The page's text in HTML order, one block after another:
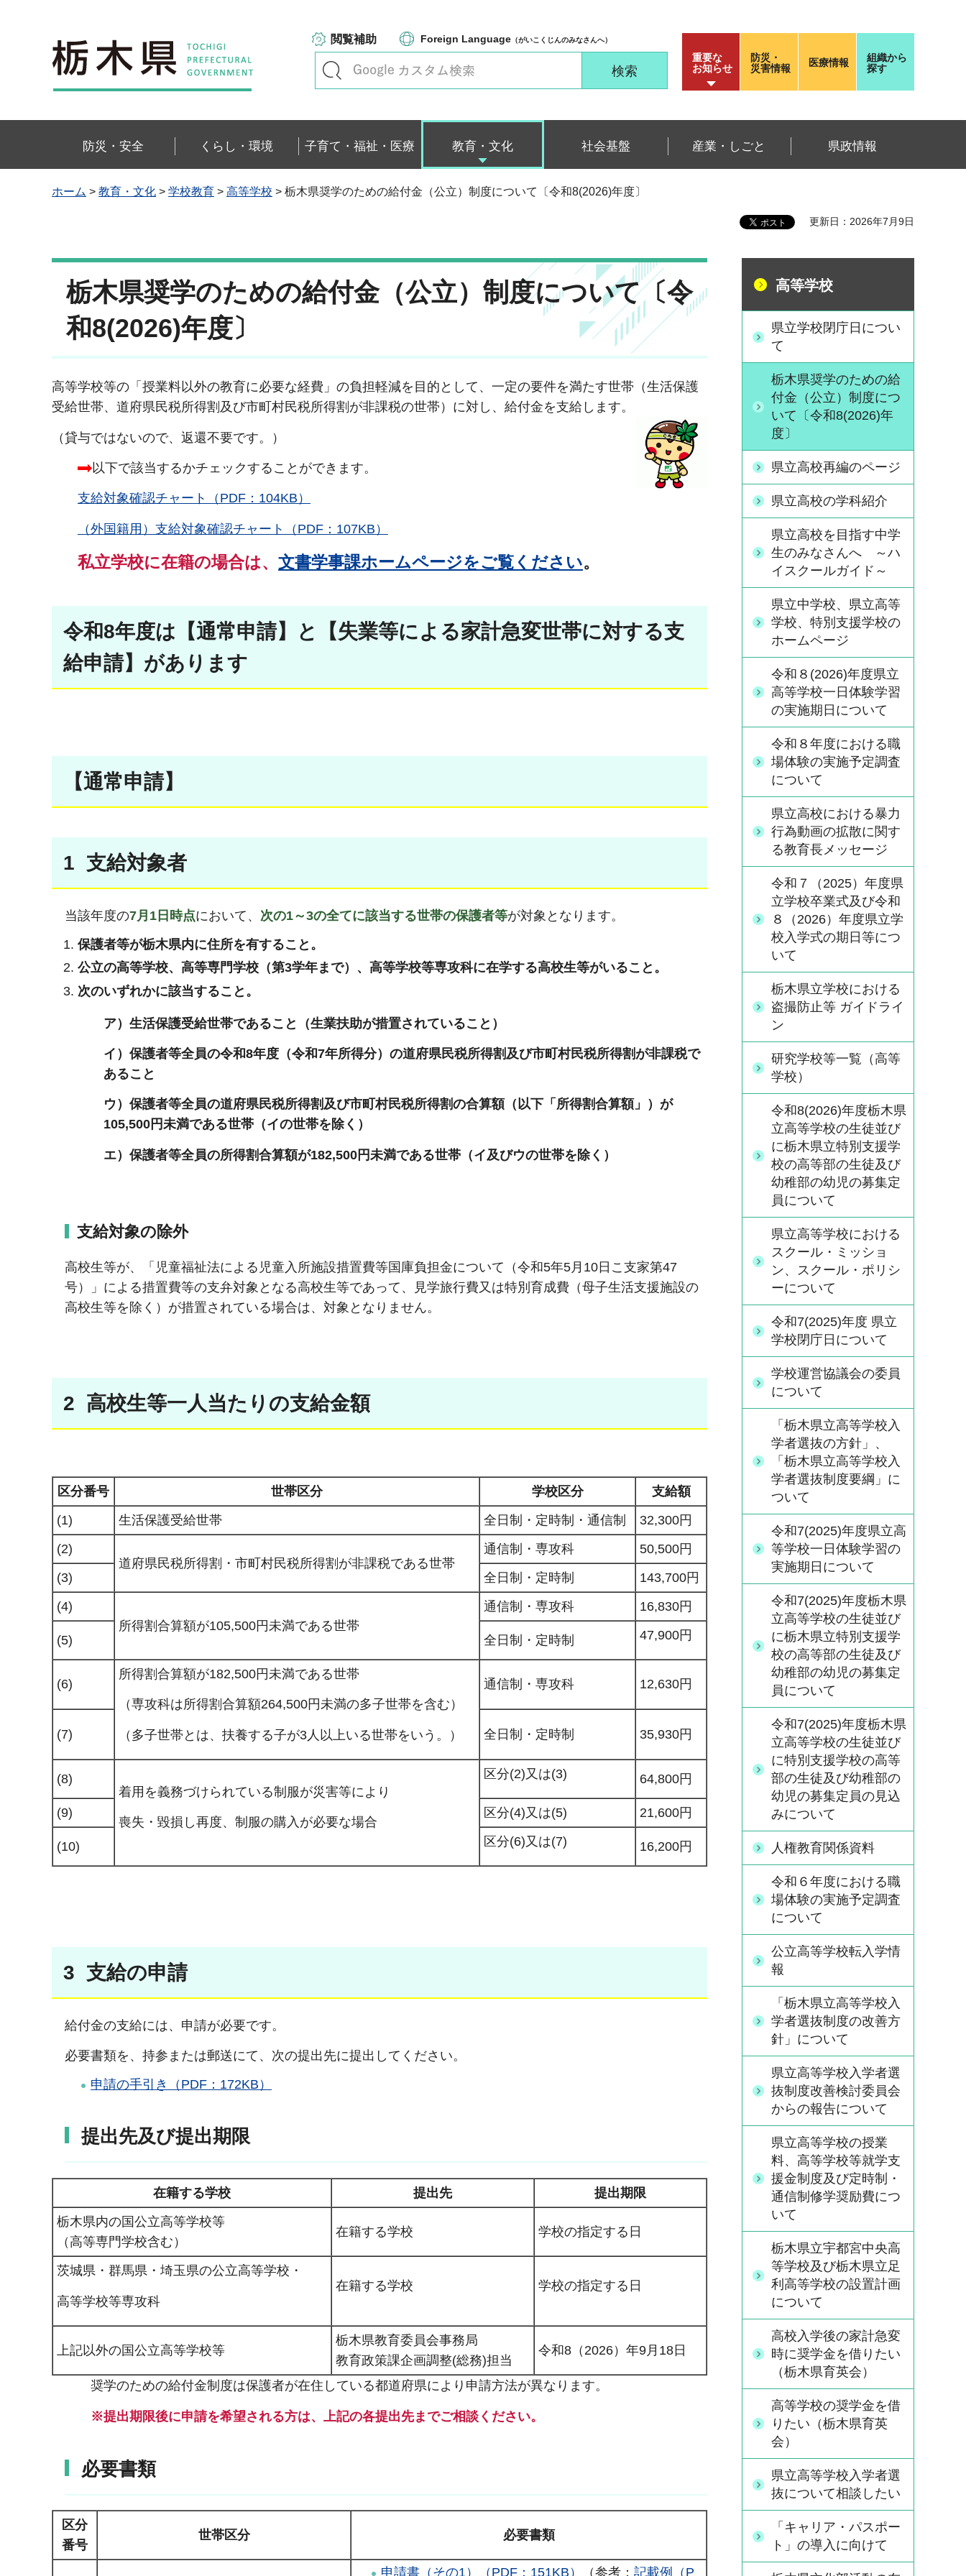
栃木県
閲覧補助 Foreign Language （がいこくじんのみなさんへ）
重要な
お知らせ
防災・
災害情報
医療情報
組織から
探す
防災・安全 くらし・環境 子育て・福祉・医療 教育・文化 社会基盤 産業・しごと 県政情報
ホーム > 教育・文化 > 学校教育 > 高等学校 > 栃木県奨学のための給付金（公立）制度について〔令和8(2026)年度〕
更新日：2026年7月9日
栃木県奨学のための給付金（公立）制度について〔令
和8(2026)年度〕
高等学校等の「授業料以外の教育に必要な経費」の負担軽減を目的として、一定の要件を満たす世帯（生活保護
受給世帯、道府県民税所得割及び市町村民税所得割が非課税の世帯）に対し、給付金を支給します。
（貸与ではないので、返還不要です。）
以下で該当するかチェックすることができます。
支給対象確認チャート（PDF：104KB）
（外国籍用）支給対象確認チャート（PDF：107KB）
私立学校に在籍の場合は、 文書学事課ホームページをご覧ください。
令和8年度は【通常申請】と【失業等による家計急変世帯に対する支
給申請】があります
【通常申請】
1 支給対象者
当該年度の7月1日時点において、 次の1～3の全てに該当する世帯の保護者等が対象となります。
保護者等が栃木県内に住所を有すること。
公立の高等学校、高等専門学校（第3学年まで）、高等学校等専攻科に在学する高校生等がいること。
次のいずれかに該当すること。
ア）生活保護受給世帯であること（生業扶助が措置されていること）
イ）保護者等全員の令和8年度（令和7年所得分）の道府県民税所得割及び市町村民税所得割が非課税で
あること
ウ）保護者等全員の道府県民税所得割及び市町村民税所得割の合算額（以下「所得割合算額」）が
105,500円未満である世帯（イの世帯を除く）
エ）保護者等全員の所得割合算額が182,500円未満である世帯（イ及びウの世帯を除く）
支給対象の除外
高校生等が、「児童福祉法による児童入所施設措置費等国庫負担金について（令和5年5月10日こ支家第47
号）」による措置費等の支弁対象となる高校生等であって、見学旅行費又は特別育成費（母子生活支援施設の
高校生等を除く）が措置されている場合は、対象となりません。
2 高校生等一人当たりの支給金額
区分番号 世帯区分 学校区分
支給額
(1)
生活保護受給世帯 全日制・定時制・通信制
32,300円
(2)
道府県民税所得割・市町村民税所得割が非課税である世帯
通信制・専攻科
50,500円
(3)
全日制・定時制
143,700円
(4)
所得割合算額が105,500円未満である世帯
通信制・専攻科 16,830円
(5) 全日制・定時制 47,900円
(6)
所得割合算額が182,500円未満である世帯
（専攻科は所得割合算額264,500円未満の多子世帯を含む）
（多子世帯とは、扶養する子が3人以上いる世帯をいう。）
通信制・専攻科 12,630円
(7) 全日制・定時制 35,930円
(8)
着用を義務づけられている制服が災害等により
喪失・毀損し再度、制服の購入が必要な場合
区分(2)又は(3) 64,800円
(9) 区分(4)又は(5) 21,600円
(10) 区分(6)又は(7) 16,200円
3 支給の申請
給付金の支給には、申請が必要です。
必要書類を、持参または郵送にて、次の提出先に提出してください。
申請の手引き（PDF：172KB）
提出先及び提出期限
在籍する学校 提出先
提出期限
栃木県内の国公立高等学校等
（高等専門学校含む）
在籍する学校 学校の指定する日
茨城県・群馬県・埼玉県の公立高等学校・
高等学校等専攻科
在籍する学校 学校の指定する日
上記以外の国公立高等学校等
栃木県教育委員会事務局
教育政策課企画調整(総務)担当
令和8（2026）年9月18日
奨学のための給付金制度は保護者が在住している都道府県により申請方法が異なります。
※提出期限後に申請を希望される方は、上記の各提出先までご相談ください。
必要書類
区分
番号
世帯区分 必要書類
申請書（その1）（PDF：151KB） （参考： 記載例（P
高等学校
県立学校閉庁日につい
て
栃木県奨学のための給
付金（公立）制度につ
いて〔令和8(2026)年
度〕
県立高校再編のページ
県立高校の学科紹介
県立高校を目指す中学
生のみなさんへ ～ハ
イスクールガイド～
県立中学校、県立高等
学校、特別支援学校の
ホームページ
令和８(2026)年度県立
高等学校一日体験学習
の実施期日について
令和８年度における職
場体験の実施予定調査
について
県立高校における暴力
行為動画の拡散に関す
る教育長メッセージ
令和７（2025）年度県
立学校卒業式及び令和
８（2026）年度県立学
校入学式の期日等につ
いて
栃木県立学校における
盗撮防止等 ガイドライ
ン
研究学校等一覧（高等
学校）
令和8(2026)年度栃木県
立高等学校の生徒並び
に栃木県立特別支援学
校の高等部の生徒及び
幼稚部の幼児の募集定
員について
県立高等学校における
スクール・ミッショ
ン、スクール・ポリシ
ーについて
令和7(2025)年度 県立
学校閉庁日について
学校運営協議会の委員
について
「栃木県立高等学校入
学者選抜の方針」、
「栃木県立高等学校入
学者選抜制度要綱」に
ついて
令和7(2025)年度県立高
等学校一日体験学習の
実施期日について
令和7(2025)年度栃木県
立高等学校の生徒並び
に栃木県立特別支援学
校の高等部の生徒及び
幼稚部の幼児の募集定
員について
令和7(2025)年度栃木県
立高等学校の生徒並び
に特別支援学校の高等
部の生徒及び幼稚部の
幼児の募集定員の見込
みについて
人権教育関係資料
令和６年度における職
場体験の実施予定調査
について
公立高等学校転入学情
報
「栃木県立高等学校入
学者選抜制度の改善方
針」について
県立高等学校入学者選
抜制度改善検討委員会
からの報告について
県立高等学校の授業
料、高等学校等就学支
援金制度及び定時制・
通信制修学奨励費につ
いて
栃木県立宇都宮中央高
等学校及び栃木県立足
利高等学校の設置計画
について
高校入学後の家計急変
時に奨学金を借りたい
（栃木県育英会）
高等学校の奨学金を借
りたい（栃木県育英
会）
県立高等学校入学者選
抜について相談したい
「キャリア・パスポー
ト」の導入に向けて